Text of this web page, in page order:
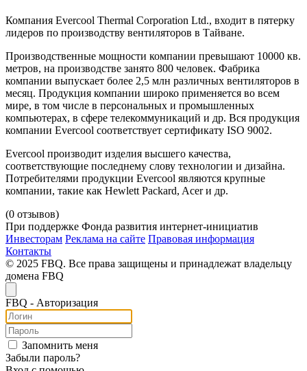
Компания Evercool Thermal Corporation Ltd., входит в пятерку
лидеров по производству вентиляторов в Тайване.
Производственные мощности компании превышают 10000 кв.
метров, на производстве занято 800 человек. Фабрика
компании выпускает более 2,5 млн различных вентиляторов в
месяц. Продукция компании широко применяется во всем
мире, в том числе в персональных и промышленных
компьютерах, в сфере телекоммуникаций и др. Вся продукция
компании Evercool соответствует сертификату ISO 9002.
Evercool производит изделия высшего качества,
cоответствующие последнему слову технологии и дизайна.
Потребителями продукции Evercool являются крупные
компании, такие как Hewlett Packard, Acer и др.
(0 отзывов)
При поддержке Фонда развития интернет-инициатив
Инвесторам Реклама на сайте Правовая информация
Контакты
© 2025 FBQ. Все права защищены и принадлежат владельцу
домена FBQ
FBQ - Авторизация
Запомнить меня
Забыли пароль?